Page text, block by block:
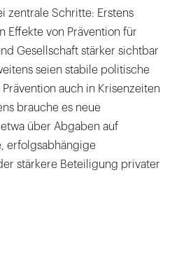
zentrale Schritte: Erstens
Effekte von Prävention für
Gesellschaft stärker sichtbar
seien stabile politische
auch in Krisenzeiten
brauche es neue
über Abgaben auf
erfolgsabhängige
stärkere Beteiligung privater